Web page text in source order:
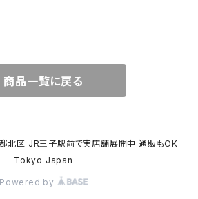
商品一覧に戻る
北区 JR王子駅前で実店舗展開中 通販もOK
Tokyo Japan
Powered by